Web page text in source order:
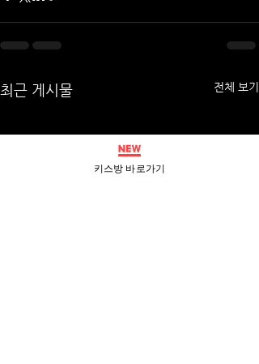
최근 게시물 전체 보기
키스방 바로가기